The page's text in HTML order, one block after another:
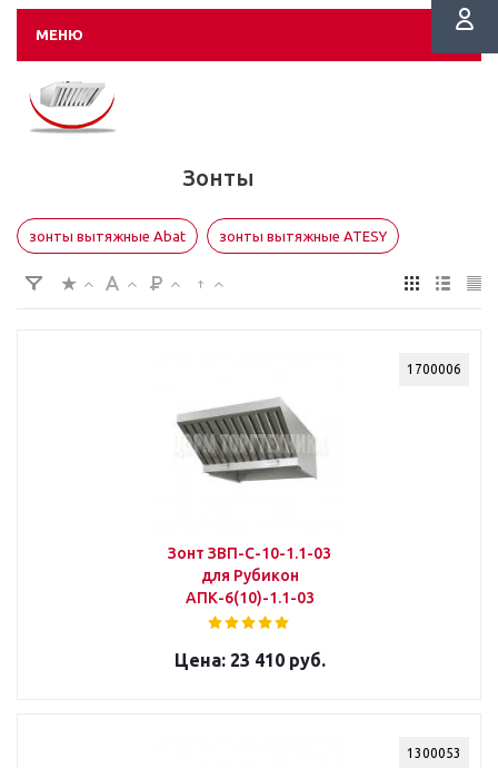
МЕНЮ
Зонты
зонты вытяжные Abat зонты вытяжные ATESY
1700006
Зонт ЗВП-С-10-1.1-03
для Рубикон
АПК-6(10)-1.1-03
23 410 руб.
1300053